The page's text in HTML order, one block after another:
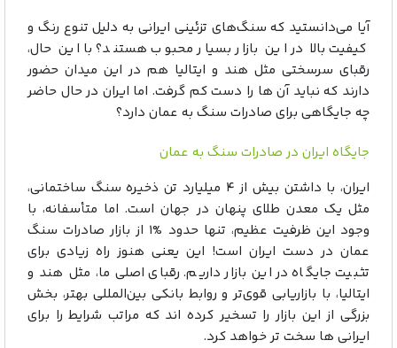
آیا می‌دانستید که سنگ‌های تزئینی ایرانی به دلیل تنوع رنگ و
کیفیت بالا در این بازار بسیار محبوب هستند؟ با این حال،
رقبای سرسختی مثل هند و ایتالیا هم در این میدان حضور
دارند که نباید آن ها را دست کم گرفت. اما ایران در حال حاضر
چه جایگاهی برای صادرات سنگ به عمان دارد؟
جایگاه ایران در صادرات سنگ به عمان
ایران، با داشتن بیش از ۴ میلیارد تن ذخیره سنگ ساختمانی،
مثل یک معدن طلای پنهان در جهان است. اما متأسفانه، با
وجود این ظرفیت عظیم، تنها حدود %۱ از بازار صادرات سنگ
عمان در دست ایران است! این یعنی هنوز راه زیادی برای
تثبیت جایگاه در این بازار داریم. رقبای اصلی ما، مثل هند و
ایتالیا، با بازاریابی قوی‌تر و روابط بانکی بین‌المللی بهتر، بخش
بزرگی از این بازار را تسخیر کرده اند که مراتب شرایط را برای
ایرانی ها سخت تر خواهد کرد.